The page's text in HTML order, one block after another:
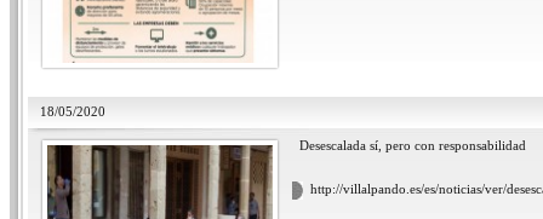
18/05/2020
Desescalada sí, pero con
http://villalpando.es/es/noticias/ver/